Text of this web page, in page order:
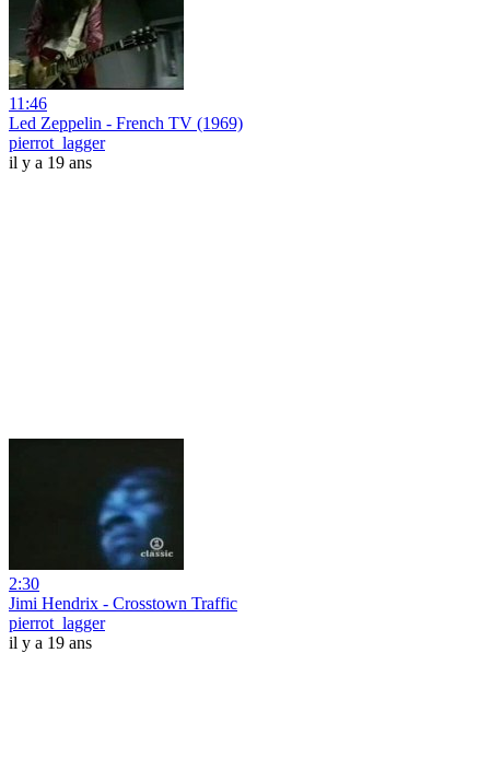
11:46
Led Zeppelin - French TV (1969)
pierrot_lagger
il y a 19 ans
2:30
Jimi Hendrix - Crosstown Traffic
pierrot_lagger
il y a 19 ans